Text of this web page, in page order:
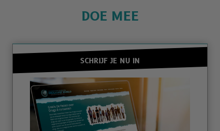
DOE MEE
SCHRIJF JE NU IN